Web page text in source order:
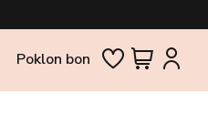
Poklon bon